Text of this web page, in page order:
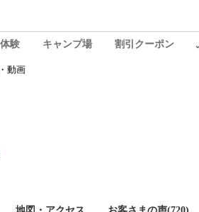
験 キャンプ場 割引クーポン
動画